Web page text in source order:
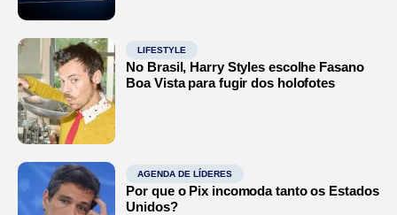
LIFESTYLE
No Brasil, Harry Styles escolhe Fasano
Boa Vista para fugir dos holofotes
AGENDA DE LÍDERES
Por que o Pix incomoda tanto os Estados
Unidos?